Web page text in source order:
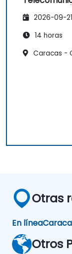
2026-09-
14 horas
Caracas -
Otras
En línea
Otros